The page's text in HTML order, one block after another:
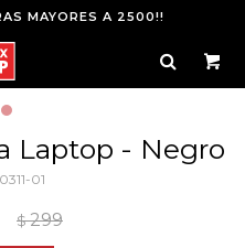
MAYORES A 2500!!
Laptop - Negro
01
$ 299